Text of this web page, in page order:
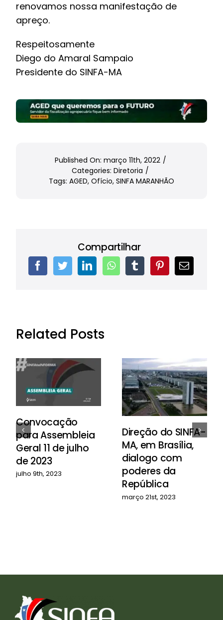
renovamos nossa manifestação de
apreço.
Respeitosamente
Diego do Amaral Sampaio
Presidente do SINFA-MA
Published On: março 11th, 2022 /
Categories: Diretoria /
Tags: AGED, Ofício, SINFA MARANHÃO
Compartilhar
Related Posts
Convocação
para Assembleia
Geral 11 de julho
de 2023
julho 9th, 2023
Direção do SINFA-
MA, em Brasília,
dialogo com
poderes da
República
março 21st, 2023